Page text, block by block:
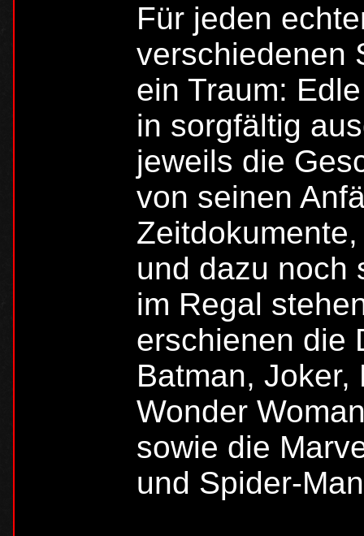
Für jeden
verschiedenen
ein Traum:
in sorgfältig
jeweils die
von seinen
und dazu noch
im Regal
erschienen die
Batman,
Wonder
sowie die
und Spider-